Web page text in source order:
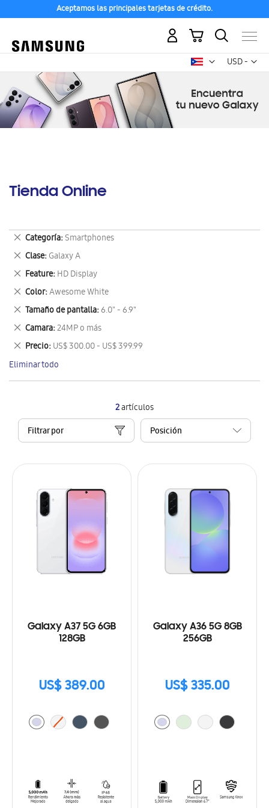
Aceptamos las principales tarjetas de crédito.
USD -
dólar
Mi carrito
Tienda Online
2artículos
Filtrar por
Galaxy A37 5G 6GB
128GB
US$ 389.00
Galaxy A36 5G 8GB
256GB
US$ 335.00
Categoría Smartphones
Eliminar
este
artículo
Clase Galaxy A
Eliminar
este
artículo
Feature HD Display
Eliminar
este
artículo
Color Awesome White
Eliminar
este
artículo
Tamaño de pantalla 6.0" - 6.9"
Eliminar
este
artículo
Camara 24MP o más
Eliminar
este
artículo
Precio US$ 300.00 - US$ 399.99
Eliminar
este
artículo
Eliminar todo